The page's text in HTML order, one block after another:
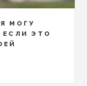
МОГУ
ЕСЛИ ЭТО